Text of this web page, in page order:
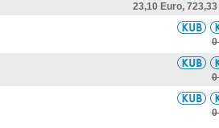
23,10 Euro, 723,33
0
0
0